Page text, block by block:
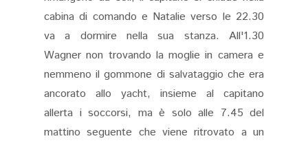
cabina di comando e Natalie verso le 22.30
va a dormire nella sua stanza. All'1.30
Wagner non trovando la moglie in camera e
nemmeno il gommone di salvataggio che era
ancorato allo yacht, insieme al capitano
allerta i soccorsi, ma è solo alle 7.45 del
mattino seguente che viene ritrovato a un